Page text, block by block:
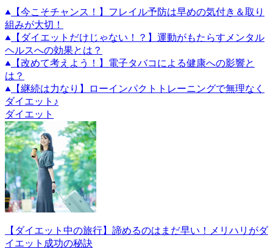
【今こそチャンス！】フレイル予防は早めの気付き＆取り
組みが大切！
【ダイエットだけじゃない！？】運動がもたらすメンタル
ヘルスへの効果とは？
【改めて考えよう！】電子タバコによる健康への影響と
は？
【継続は力なり】ローインパクトトレーニングで無理なく
ダイエット♪
ダイエット
【ダイエット中の旅行】諦めるのはまだ早い！メリハリがダ
イエット成功の秘訣